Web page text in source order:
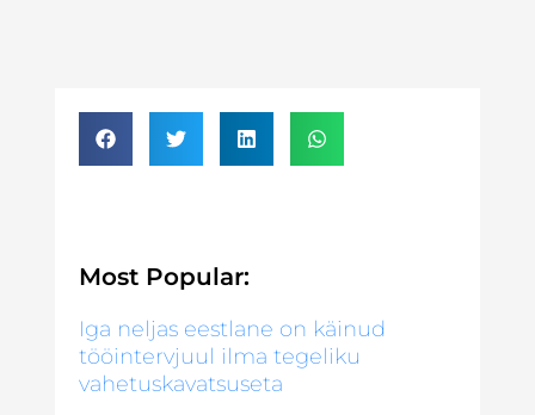
Most Popular:
Iga neljas eestlane on käinud
tööintervjuul ilma tegeliku
vahetuskavatsuseta